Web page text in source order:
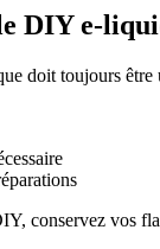
DIY e-
doit toujours
conservez vos